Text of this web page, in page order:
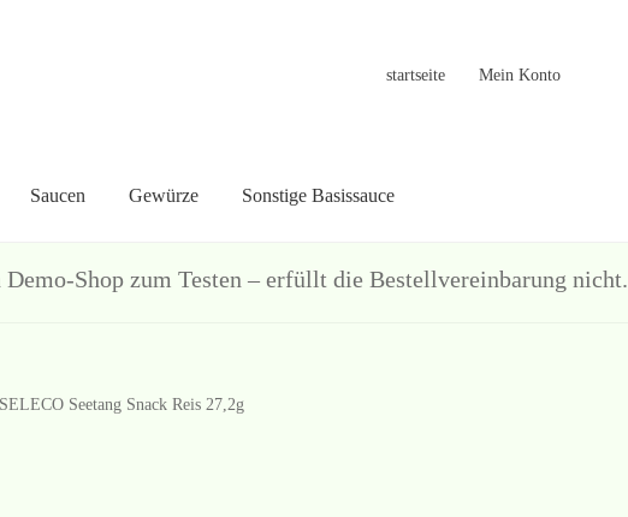
startseite Mein Konto
Saucen Gewürze Sonstige Basissauce
Konto Warenkorb Welcome Widerrufsformular 关于 联系
Shop zum Testen – erfüllt die Bestellvereinbarung nicht.
SELECO Seetang Snack Reis 27,2g